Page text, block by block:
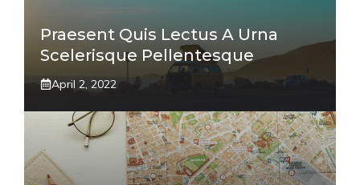
Praesent Quis Lectus A Urna
Scelerisque Pellentesque
April 2, 2022